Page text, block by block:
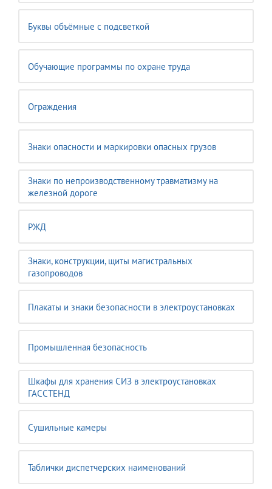
Буквы объёмные с подсветкой
Обучающие программы по охране труда
Ограждения
Знаки опасности и маркировки опасных грузов
Знаки по непроизводственному травматизму на
железной дороге
РЖД
Знаки, конструкции, щиты магистральных
газопроводов
Плакаты и знаки безопасности в электроустановках
Промышленная безопасность
Шкафы для хранения СИЗ в электроустановках
ГАССТЕНД
Сушильные камеры
Таблички диспетчерских наименований